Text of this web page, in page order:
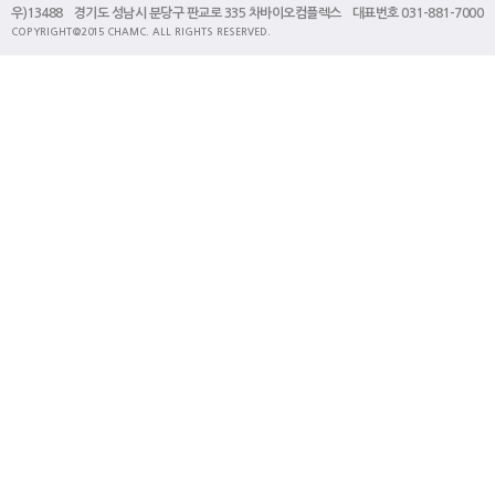
우)13488 경기도 성남시 분당구 판교로 335 차바이오컴플렉스 대표번호 031-881-7000
COPYRIGHT@2015 CHAMC. ALL RIGHTS RESERVED.